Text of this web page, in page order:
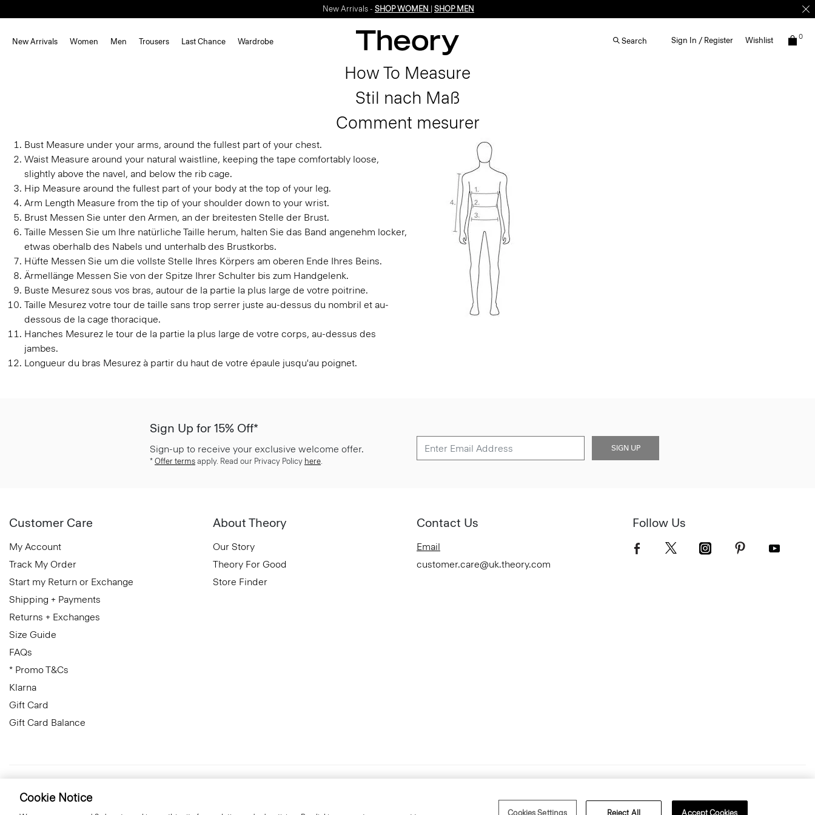
New Arrivals - SHOP WOMEN SHOP MEN
New Arrivals Women Men Trousers Last Chance Wardrobe Search Sign In / Register Wishlist 0
How To Measure
Stil nach Maß
Comment mesurer
Bust Measure under your arms, around the fullest part of your chest.
Waist Measure around your natural waistline, keeping the tape comfortably loose,
slightly above the navel, and below the rib cage.
Hip Measure around the fullest part of your body at the top of your leg.
Arm Length Measure from the tip of your shoulder down to your wrist.
Brust Messen Sie unter den Armen, an der breitesten Stelle der Brust.
Taille Messen Sie um Ihre natürliche Taille herum, halten Sie das Band angenehm locker,
etwas oberhalb des Nabels und unterhalb des Brustkorbs.
Hüfte Messen Sie um die vollste Stelle Ihres Körpers am oberen Ende Ihres Beins.
Ärmellänge Messen Sie von der Spitze Ihrer Schulter bis zum Handgelenk.
Buste Mesurez sous vos bras, autour de la partie la plus large de votre poitrine.
Taille Mesurez votre tour de taille sans trop serrer juste au-dessus du nombril et au-
dessous de la cage thoracique.
Hanches Mesurez le tour de la partie la plus large de votre corps, au-dessus des
jambes.
Longueur du bras Mesurez à partir du haut de votre épaule jusqu'au poignet.
Sign Up for 15% Off*
Sign-up to receive your exclusive welcome offer.
* Offer terms apply. Read our Privacy Policy here.
SIGN UP
Customer Care
My Account
Track My Order
Start my Return or Exchange
Shipping + Payments
Returns + Exchanges
Size Guide
FAQs
* Promo T&Cs
Klarna
Gift Card
Gift Card Balance
About Theory
Our Story
Theory For Good
Store Finder
Contact Us
Email
customer.care@uk.theory.com
Follow Us
Cookie Notice
Cookies Settings Reject All Accept Cookies